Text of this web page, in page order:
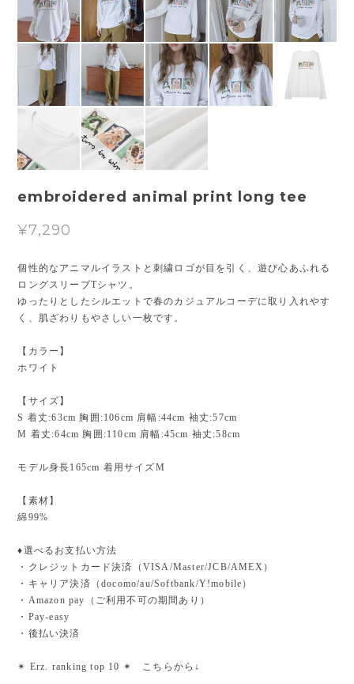
embroidered animal print long tee
¥7,290
個性的なアニマルイラストと刺繍ロゴが目を引く、遊び心あふれる
ロングスリーブTシャツ。
ゆったりとしたシルエットで春のカジュアルコーデに取り入れやす
く、肌ざわりもやさしい一枚です。
【カラー】
ホワイト
【サイズ】
S 着丈:63cm 胸囲:106cm 肩幅:44cm 袖丈:57cm
M 着丈:64cm 胸囲:110cm 肩幅:45cm 袖丈:58cm
モデル身長165cm 着用サイズM
【素材】
綿99%
♦︎選べるお支払い方法
・クレジットカード決済（VISA/Master/JCB/AMEX）
・キャリア決済（docomo/au/Softbank/Y!mobile）
・Amazon pay（ご利用不可の期間あり）
・Pay-easy
・後払い決済
✴︎ Erz. ranking top 10 ✴︎ こちらから↓